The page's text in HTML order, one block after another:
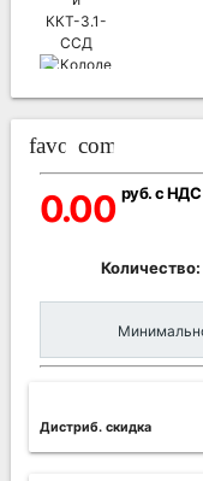
favorite_border
0.00 руб. с НДС
Количество:
Дистриб. скидка